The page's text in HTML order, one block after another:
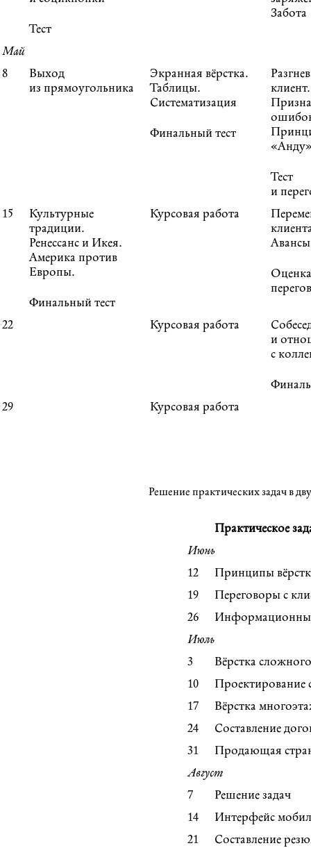
Тест
Забота
Май
8
Выход
из прямоугольника
Экранная вёрстка.
Таблицы.
Систематизация
Финальный тест
клиент.
Тест
и
15
Культурные
традиции.
Ренессанс и Икея.
Америка против
Европы.
Финальный тест
Курсовая работа
Авансы
Оценка
22 Курсовая работа
и
с
29
Курсовая работа
Решение практических задач в
Практическое
Июнь
12
Принципы
19
Переговоры с
26
Информационный
Июль
3
Вёрстка
10
Проектирование
17
Вёрстка
24
Составление
31
Продающая
Август
7
Решение задач
14
Интерфейс
21
Составление